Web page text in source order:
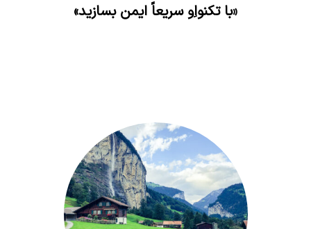
«با تکنواِو سریعاً ایمن بسازید»